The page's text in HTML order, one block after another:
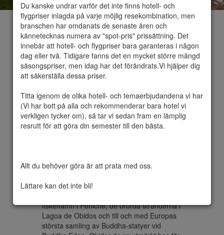
Du kanske undrar varför det inte finns hotell- och
flygpriser inlagda på varje möjlig resekombination, men
branschen har omdanats de senaste åren och
kännetecknas numera av "spot-pris" prissättning. Det
innebär att hotell- och flygpriser bara garanteras i någon
dag eller två. Tidigare fanns det en mycket större mängd
säsongspriser, men idag har det förändrats.Vi hjälper dig
att säkerställa dessa priser.
Titta igenom de olika hotell- och temaerbjudandena vi har
(Vi har bott på alla och rekommenderar bara hotel vi
verkligen tycker om), så tar vi sedan fram en lämplig
resrutt för att göra din semester till den bästa.
Allt du behöver göra är att prata med oss.
Lättare kan det inte bli!
Obidos
Obidos är den klassiskt portugisiska
fästningsstaden och är en av de mest
pittoreska platserna i Portugal. Obidos
en gång bevakade regionen. Själva staden
Området omkring Obidos är lika lika
fiskehamn i Peniche, de orörda stränderna i
Lagoa de Obidos och till och med Europas
största samling av Buddha-statyer vid